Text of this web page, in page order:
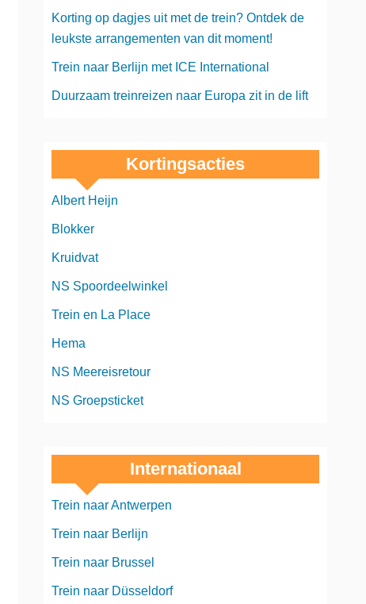
Korting op dagjes uit met de trein? Ontdek de
leukste arrangementen van dit moment!
Trein naar Berlijn met ICE International
Duurzaam treinreizen naar Europa zit in de lift
Kortingsacties
Albert Heijn
Blokker
Kruidvat
NS Spoordeelwinkel
Trein en La Place
Hema
NS Meereisretour
NS Groepsticket
Internationaal
Trein naar Antwerpen
Trein naar Berlijn
Trein naar Brussel
Trein naar Düsseldorf